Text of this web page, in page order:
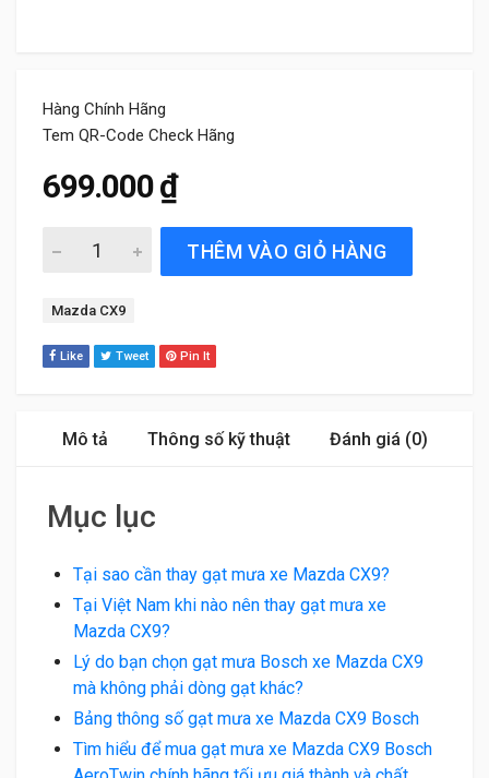
Hàng Chính Hãng
Tem QR-Code Check Hãng
699.000₫
Gạt Mưa Xe Mazda CX9 (2007 đến 2015) Bosch
THÊM VÀO GIỎ HÀNG
Tag:
Mazda CX9
Like Tweet Pin It
Mô tả Thông số kỹ thuật Đánh giá (0)
Mục lục
Tại sao cần thay gạt mưa xe Mazda CX9?
Tại Việt Nam khi nào nên thay gạt mưa xe
Mazda CX9?
Lý do bạn chọn gạt mưa Bosch xe Mazda CX9
mà không phải dòng gạt khác?
Bảng thông số gạt mưa xe Mazda CX9 Bosch
Tìm hiểu để mua gạt mưa xe Mazda CX9 Bosch